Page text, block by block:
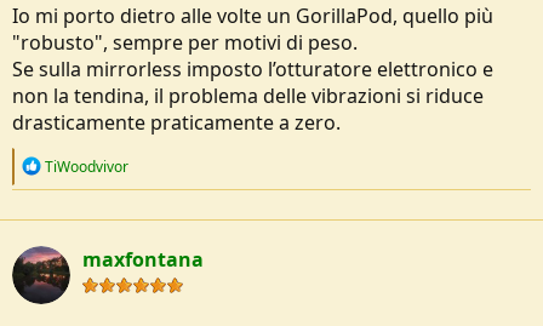
Io mi porto dietro alle volte un GorillaPod, quello più
"robusto", sempre per motivi di peso.
Se sulla mirrorless imposto l’otturatore elettronico e
non la tendina, il problema delle vibrazioni si riduce
drasticamente praticamente a zero.
R
c
t
i
o
n
TiWoodvivor
maxfontana